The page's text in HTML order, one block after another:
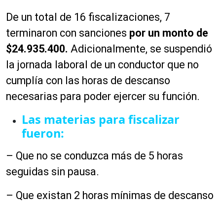
De un total de 16 fiscalizaciones, 7
terminaron con sanciones por un monto de
$24.935.400. Adicionalmente, se suspendió
la jornada laboral de un conductor que no
cumplía con las horas de descanso
necesarias para poder ejercer su función.
Las materias para fiscalizar
fueron:
– Que no se conduzca más de 5 horas
seguidas sin pausa.
– Que existan 2 horas mínimas de descanso